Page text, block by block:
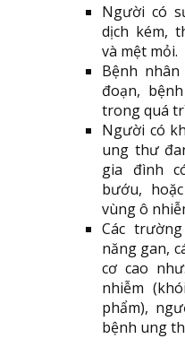
Người có
dịch kém,
và mệt mỏi.
Bệnh
đoạn,
trong quá
Người có
ung thư
gia đình
bướu,
vùng ô
Các
năng gan,
cơ cao
nhiễm
phẩm),
bệnh ung